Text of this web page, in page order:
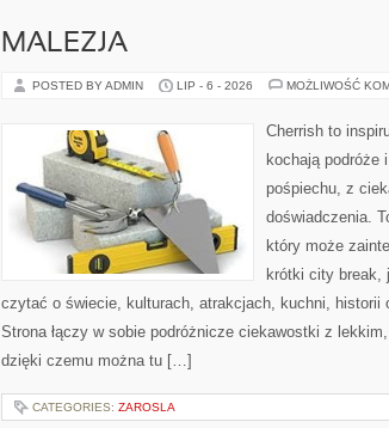
MALEZJA
POSTED BY ADMIN LIP - 6 - 2026 MOŻLIWOŚĆ
Cherrish to
kochają podróże
pośpiechu, z
doświadczenia.
który może
krótki city break,
czytać o świecie, kulturach, atrakcjach, kuchni, historii
Strona łączy w sobie podróżnicze ciekawostki z
dzięki czemu można tu […]
CATEGORIES: ZAROSLA